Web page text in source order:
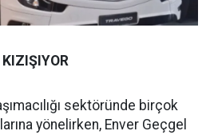
KIZIŞIYOR
sektöründe birçok
yönelirken, Enver Geçgel